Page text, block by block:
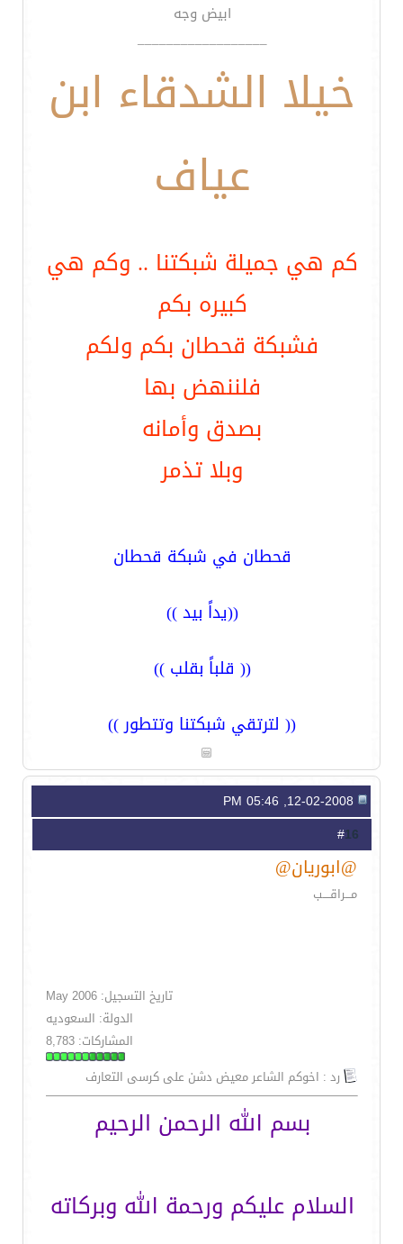
ابيض وجه
__________________
خيلا الشدقاء ابن
عياف
كم هي جميلة شبكتنا .. وكم هي
كبيره بكم
فشبكة قحطان بكم ولكم
فلننهض بها
بصدق وأمانه
وبلا تذمر
قحطان في شبكة قحطان
((يداً بيد ))
(( قلباً بقلب ))
(( لترتقي شبكتنا وتتطور ))
16
@ابوريان@
مـــراقــــب
تاريخ التسجيل: May 2006
الدولة: السعوديه
المشاركات: 8,783
رد : اخوكم الشاعر معيض دشن على كرسى التعارف
بسم الله الرحمن الرحيم
السلام عليكم ورحمة الله وبركاته